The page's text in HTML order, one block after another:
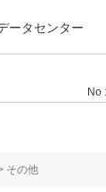
ータセンター
No
その他